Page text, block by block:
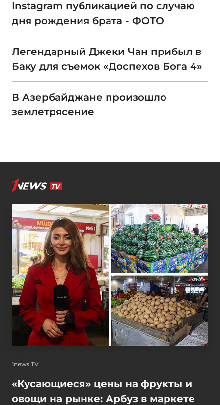
Instagram публикацией по случаю
дня рождения брата - ФОТО
Легендарный Джеки Чан прибыл в
Баку для съемок «Доспехов Бога 4»
В Азербайджане произошло
землетрясение
1news TV
«Кусающиеся» цены на фрукты и
овощи на рынке: Арбуз в маркете